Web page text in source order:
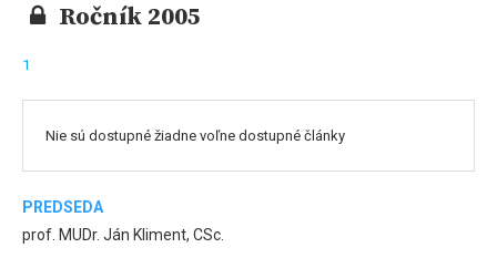
Ročník 2005
1
Nie sú dostupné žiadne voľne dostupné články
PREDSEDA
prof. MUDr. Ján Kliment, CSc.